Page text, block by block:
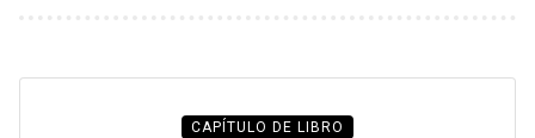
CAPÍTULO DE LIBRO